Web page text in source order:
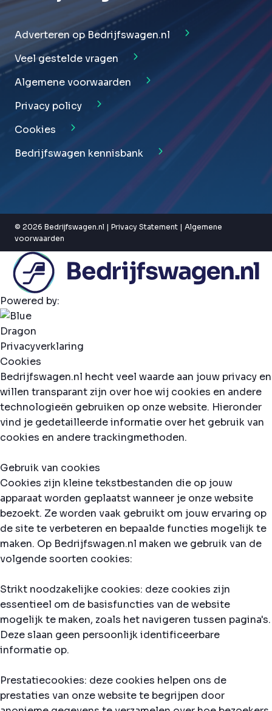
Adverteren op Bedrijfswagen.nl
Veel gestelde vragen
Algemene voorwaarden
Privacy policy
Cookies
Bedrijfswagen kennisbank
© 2026 Bedrijfswagen.nl | Privacy Statement | Algemene
voorwaarden
Powered by:
Privacyverklaring
Cookies
Bedrijfswagen.nl hecht veel waarde aan jouw privacy en
willen transparant zijn over hoe wij cookies en andere
technologieën gebruiken op onze website. Hieronder
vind je gedetailleerde informatie over het gebruik van
cookies en andere trackingmethoden.
Gebruik van cookies
Cookies zijn kleine tekstbestanden die op jouw
apparaat worden geplaatst wanneer je onze website
bezoekt. Ze worden vaak gebruikt om jouw ervaring op
de site te verbeteren en bepaalde functies mogelijk te
maken. Op Bedrijfswagen.nl maken we gebruik van de
volgende soorten cookies:
Strikt noodzakelijke cookies: deze cookies zijn
essentieel om de basisfuncties van de website
mogelijk te maken, zoals het navigeren tussen pagina's.
Deze slaan geen persoonlijk identificeerbare
informatie op.
Prestatiecookies: deze cookies helpen ons de
prestaties van onze website te begrijpen door